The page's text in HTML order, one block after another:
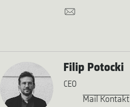
Filip Potocki
CEO
Mail Kontakt